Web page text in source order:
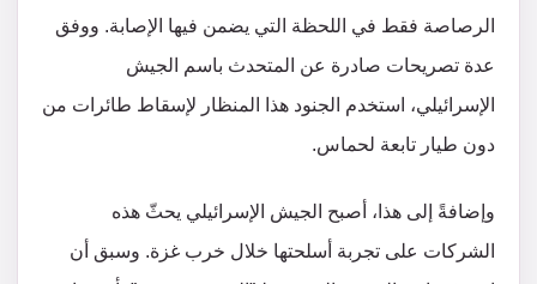
الرصاصة فقط في اللحظة التي يضمن فيها الإصابة. ووفق
عدة تصريحات صادرة عن المتحدث باسم الجيش
الإسرائيلي، استخدم الجنود هذا المنظار لإسقاط طائرات من
دون طيار تابعة لحماس.
وإضافةً إلى هذا، أصبح الجيش الإسرائيلي يحثّ هذه
الشركات على تجربة أسلحتها خلال خرب غزة. وسبق أن